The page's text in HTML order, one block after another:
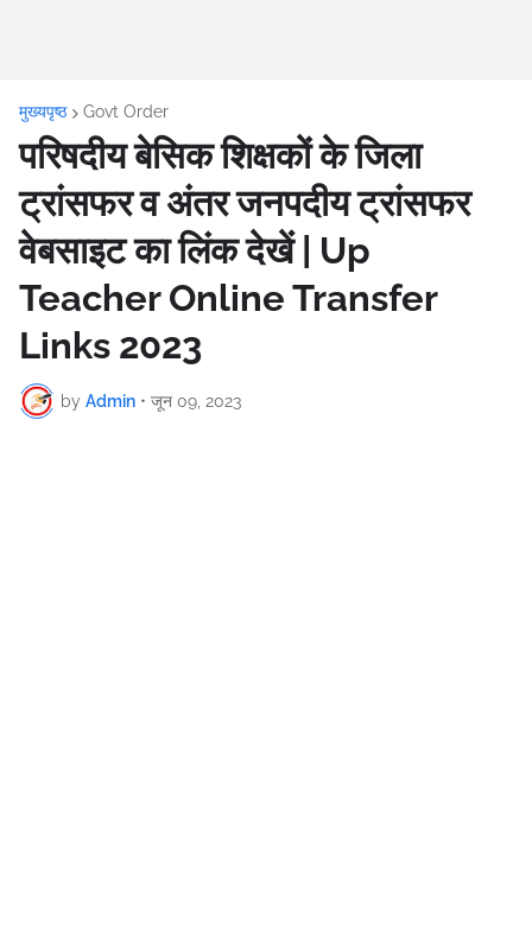
मुख्यपृष्ठ Govt Order
परिषदीय बेसिक शिक्षकों के जिला
ट्रांसफर व अंतर जनपदीय ट्रांसफर
वेबसाइट का लिंक देखें | Up
Teacher Online Transfer
Links 2023
by Admin • जून 09, 2023